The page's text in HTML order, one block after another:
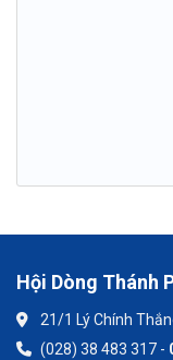
Hội Dòng Thánh
21/1 Lý Chính
(028) 38 483 317 -